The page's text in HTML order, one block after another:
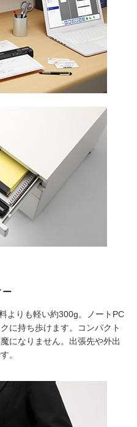
ー
よりも軽い約300g。ノートPC
に持ち歩けます。コンパクト
になりません。出張先や外出
。